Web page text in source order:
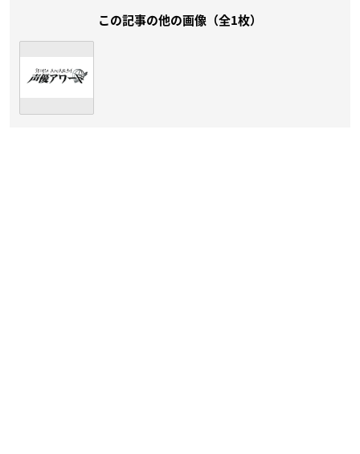
この記事の他の画像（全1枚）